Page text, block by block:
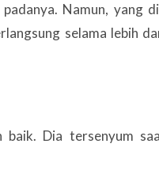
Namun, yang
selama lebih
Dia tersenyum